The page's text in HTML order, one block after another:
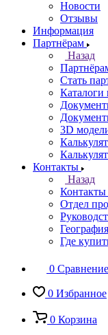
Новости
Отзывы
Информация
Партнёрам
Назад
Стать
Каталоги
3D
Контакты
Назад
Контакты
Отдел
Где
0 Сравнение
0 Избранное
0 Корзина